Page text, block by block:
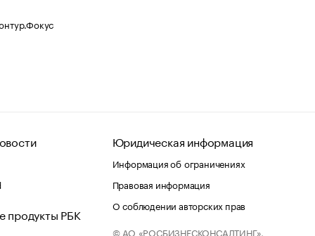
продукты РБК
Юридическая информация
Информация об ограничениях
Правовая информация
О соблюдении авторских прав
© АО «РОСБИЗНЕСКОНСАЛТИНГ»,